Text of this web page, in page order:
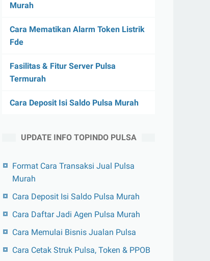
Murah
Cara Mematikan Alarm Token Listrik
Fde
Fasilitas & Fitur Server Pulsa
Termurah
Cara Deposit Isi Saldo Pulsa Murah
UPDATE INFO TOPINDO PULSA
Format Cara Transaksi Jual Pulsa
Murah
Cara Deposit Isi Saldo Pulsa Murah
Cara Daftar Jadi Agen Pulsa Murah
Cara Memulai Bisnis Jualan Pulsa
Cara Cetak Struk Pulsa, Token & PPOB